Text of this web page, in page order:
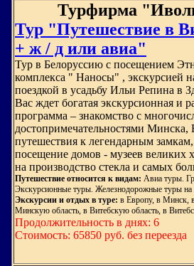
Турфирма
Тур "Путешествие в
+ ж / д или авиа"
Тур в Белоруссию с посещением
комплекса " Наносы" , экскурсией
поездкой в усадьбу Ильи Репина в
Вас ждет богатая экскурсионная и
программа – знакомство с
достопримечательностями Минска,
путешествия к легендарным
посещение домов - музеев великих
на производство стекла и самых
Путешествие относится к видам: Авиа туры.
Экскурсионные туры. Железнодорожные туры на
Экскурсии и отдых в туре: в Европу, в Минск,
Минскую область, в Витебскую область, в
Продолжительность в днях: 6
Стоимость: 65850 руб. без переезда